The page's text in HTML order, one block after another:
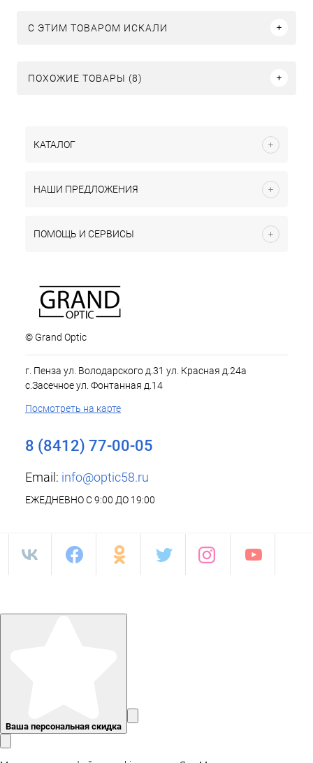
C ЭТИМ ТОВАРОМ ИСКАЛИ
ПОХОЖИЕ ТОВАРЫ (8)
КАТАЛОГ
НАШИ ПРЕДЛОЖЕНИЯ
ПОМОЩЬ И СЕРВИСЫ
© Grand Optic
г. Пенза ул. Володарского д.31 ул. Красная д.24а
с.Засечное ул. Фонтанная д.14
Посмотреть на карте
8 (8412) 77-00-05
Email: info@optic58.ru
ЕЖЕДНЕВНО С 9:00 ДО 19:00
Ваша персональная скидка